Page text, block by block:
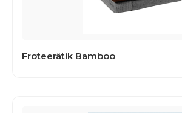
Froteerätik Bamboo